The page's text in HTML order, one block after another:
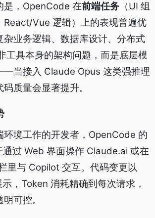
是，OpenCode 在前端任务 （UI 组
React/Vue 逻辑）上的表现普遍优
杂业务逻辑、数据库设计、分布式
工具本身的架构问题，而是底层模
当接入 Claude Opus 这类强推理
质量会显著提升。
环境工作的开发者，OpenCode 的
通过 Web 界面操作 Claude.ai 或在
里与 Copilot 交互。代码变更以
，Token 消耗精确到每次请求，
可控。